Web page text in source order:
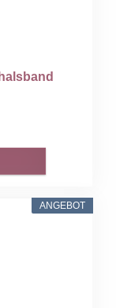
ANGEBOT